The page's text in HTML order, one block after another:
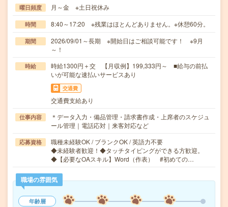
曜日頻度 月～金 ※土日祝休み
時間 8:40～17:20 ※残業はほとんどありません。※休憩60分。
期間
2026/09/01～長期 ※開始日はご相談可能です！ ※9月
～！
時給
時給1300円＋交 【月収例】199,333円～ ■給与の前払
いが可能な速払いサービスあり
交通費
交通費支給あり
仕事内容
＊データ入力・備品管理・請求書作成・上席者のスケジュ
ール管理｜電話応対｜来客対応など
応募資格
職種未経験OK / ブランクOK / 英語力不要
◆未経験者歓迎！◆タッチタイピングができる方歓迎。
◆【必要なOAスキル】Word（作表） #初めての…
職場の雰囲気
年齢層